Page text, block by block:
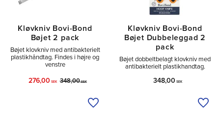
Kløvkniv Bovi-Bond
Bøjet 2 pack
Bøjet klovkniv med antibakterielt
plastikhåndtag. Findes i højre og
venstre
276,00 SEK 348,00SEK
Tilføj til ønskeliste
Kløvkniv Bovi-Bond
Bøjet Dubbeleggad 2
pack
Bøjet dobbeltbelagt klovkniv med
antibakterielt plastikhandtag.
348,00 SEK